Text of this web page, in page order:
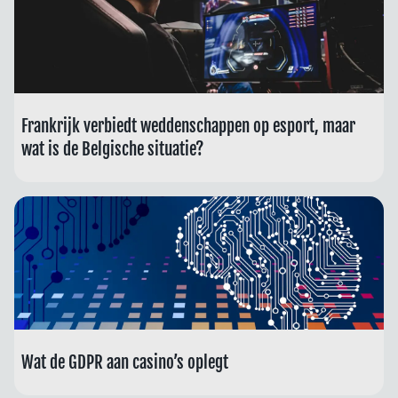
Frankrijk verbiedt weddenschappen op esport, maar
wat is de Belgische situatie?
Wat de GDPR aan casino’s oplegt